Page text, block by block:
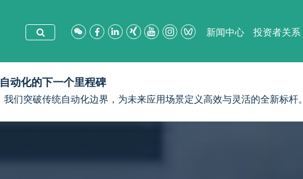
wechatFacebook
领
领
YouTubeInstagram
视
号
新闻中⼼ 投资者关系
动化的下一个里程碑
们突破传统自动化边界，为未来应用场景定义高效与灵活的全新标杆。